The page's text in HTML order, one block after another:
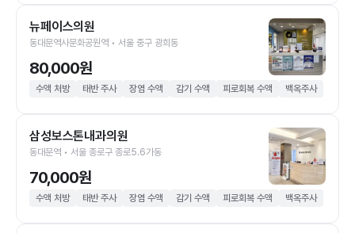
뉴페이스의원
동대문역사문화공원역 • 서울 중구 광희동
80,000원
수액 처방 태반 주사 장염 수액 감기 수액 피로회복 수액 백옥주사
삼성보스톤내과의원
동대문역 • 서울 종로구 종로5.6가동
70,000원
수액 처방 태반 주사 장염 수액 감기 수액 피로회복 수액 백옥주사